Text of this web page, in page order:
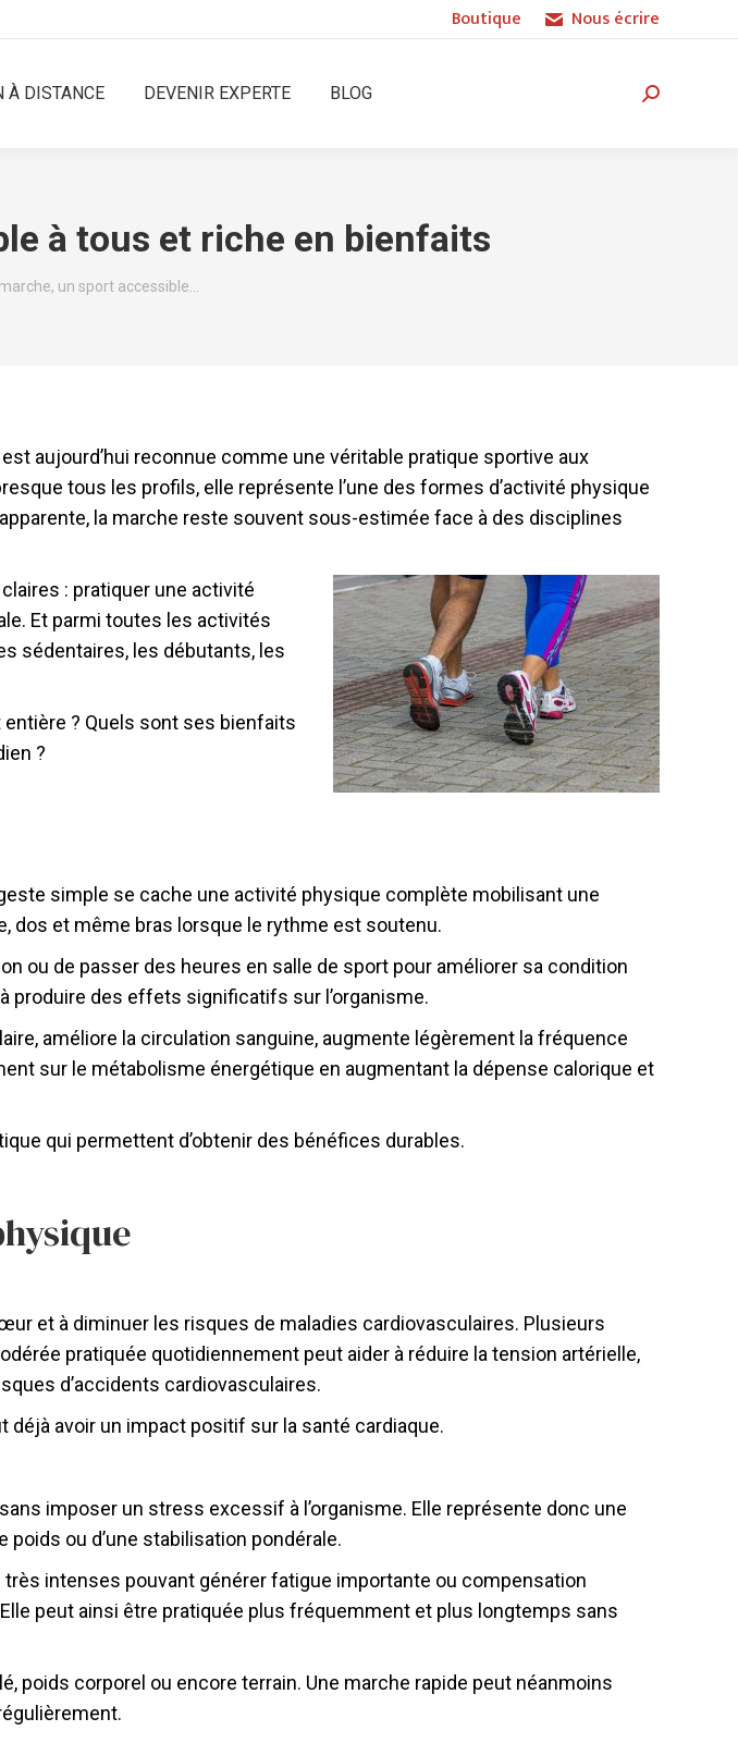
Boutique Nous écrire
À DISTANCE DEVENIR EXPERTE BLOG
Recherche
à tous et riche en bienfaits
marche, un sport accessible…
aujourd’hui reconnue comme une véritable pratique sportive aux
tous les profils, elle représente l’une des formes d’activité physique
la marche reste souvent sous-estimée face à des disciplines
: pratiquer une activité
Et parmi toutes les activités
sédentaires, les débutants, les
? Quels sont ses bienfaits
?
simple se cache une activité physique complète mobilisant une
dos et même bras lorsque le rythme est soutenu.
ou de passer des heures en salle de sport pour améliorer sa condition
produire des effets significatifs sur l’organisme.
améliore la circulation sanguine, augmente légèrement la fréquence
sur le métabolisme énergétique en augmentant la dépense calorique et
qui permettent d’obtenir des bénéfices durables.
et à diminuer les risques de maladies cardiovasculaires. Plusieurs
pratiquée quotidiennement peut aider à réduire la tension artérielle,
d’accidents cardiovasculaires.
avoir un impact positif sur la santé cardiaque.
imposer un stress excessif à l’organisme. Elle représente donc une
poids ou d’une stabilisation pondérale.
intenses pouvant générer fatigue importante ou compensation
peut ainsi être pratiquée plus fréquemment et plus longtemps sans
poids corporel ou encore terrain. Une marche rapide peut néanmoins